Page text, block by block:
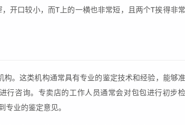
开口较小，而T上的一横也非常短，且两个T挨得非常
。这类机构通常具有专业的鉴定技术和经验，能够准
行咨询。专卖店的工作人员通常会对包包进行初步检
业的鉴定意见。